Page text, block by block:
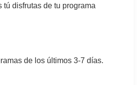
disfrutas de tu programa
de los últimos 3-7 días.